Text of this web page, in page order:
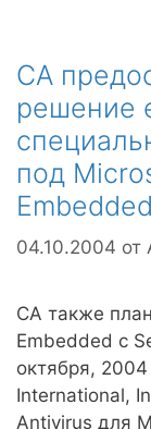
CA
решение
под
Embedded
04.10.2004 от
CA также
Embedded с
октября,
International,
Antivirus для